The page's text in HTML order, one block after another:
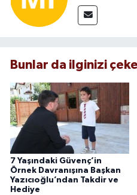
Bunlar da ilginizi
7 Yaşındaki Güvenç’in
Örnek Davranışına Başkan
Yazıcıoğlu’ndan Takdir ve
Hediye